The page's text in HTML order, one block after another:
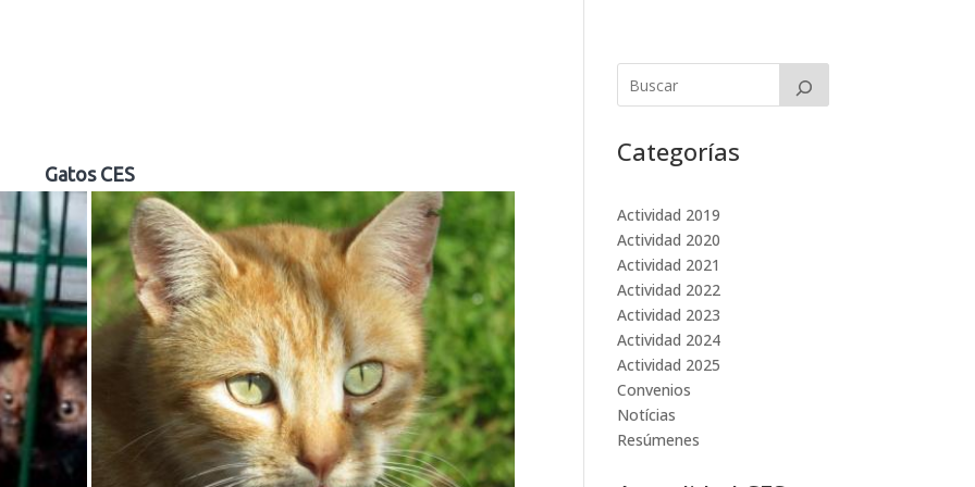
Gatos CES
Categorías
Actividad 2019
Actividad 2020
Actividad 2021
Actividad 2022
Actividad 2023
Actividad 2024
Actividad 2025
Convenios
Notícias
Resúmenes